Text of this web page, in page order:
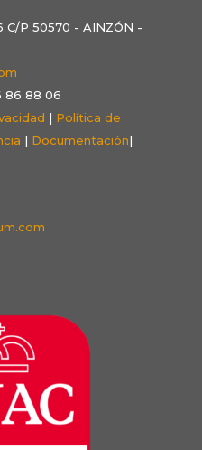
C/P 50570 - AINZÓN -
86 88 06
| Política de
| Documentación|